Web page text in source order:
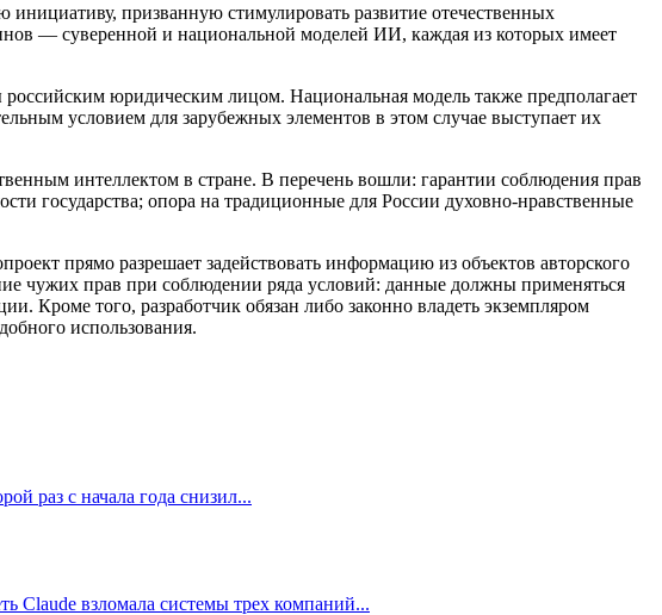
призванную стимулировать развитие отечественных
— суверенной и национальной моделей ИИ, каждая из которых имеет
российским юридическим лицом. Национальная модель также предполагает
условием для зарубежных элементов в этом случае выступает их
интеллектом в стране. В перечень вошли: гарантии соблюдения прав
государства; опора на традиционные для России духовно-нравственные
прямо разрешает задействовать информацию из объектов авторского
чужих прав при соблюдении ряда условий: данные должны применяться
Кроме того, разработчик обязан либо законно владеть экземпляром
использования.
раз с начала года снизил...
Claude взломала системы трех компаний...